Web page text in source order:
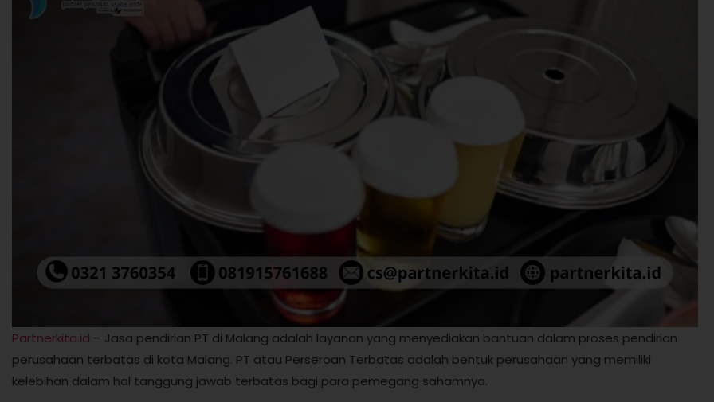
Partnerkita.id – Jasa pendirian PT di Malang adalah layanan yang menyediakan bantuan dalam proses pendirian
perusahaan terbatas di kota Malang. PT atau Perseroan Terbatas adalah bentuk perusahaan yang memiliki
kelebihan dalam hal tanggung jawab terbatas bagi para pemegang sahamnya.